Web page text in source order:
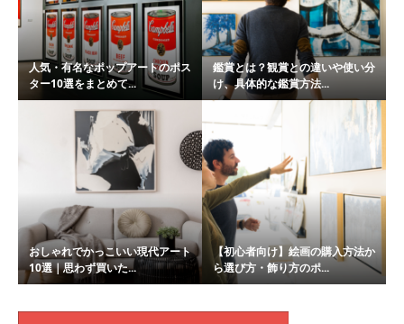
人気・有名なポップアートのポス
ター10選をまとめて...
鑑賞とは？観賞との違いや使い分
け、具体的な鑑賞方法...
おしゃれでかっこいい現代アート
10選｜思わず買いた...
【初心者向け】絵画の購入方法か
ら選び方・飾り方のポ...